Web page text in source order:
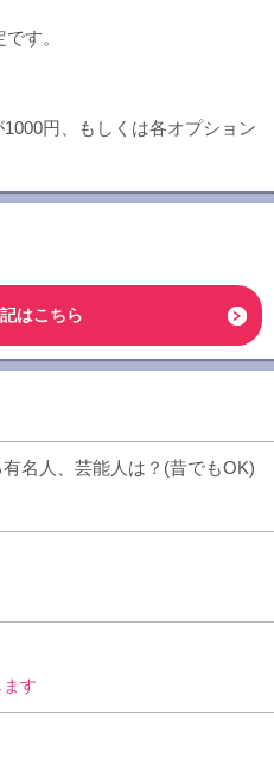
す。
円、もしくは各オプション
はこちら
名人、芸能人は？(昔でもOK)
す